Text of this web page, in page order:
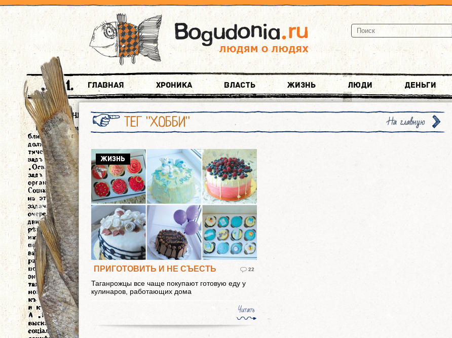
Главная Хроника Власть Жизнь Люди Деньги
ТЕГ "ХОББИ" На главную
ЖИЗНЬ
ПРИГОТОВИТЬ И НЕ СЪЕСТЬ 22
Таганрожцы все чаще покупают готовую еду у
кулинаров, работающих дома
Читать